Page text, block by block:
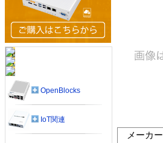
メーカー
OpenBlocks
IoT関連